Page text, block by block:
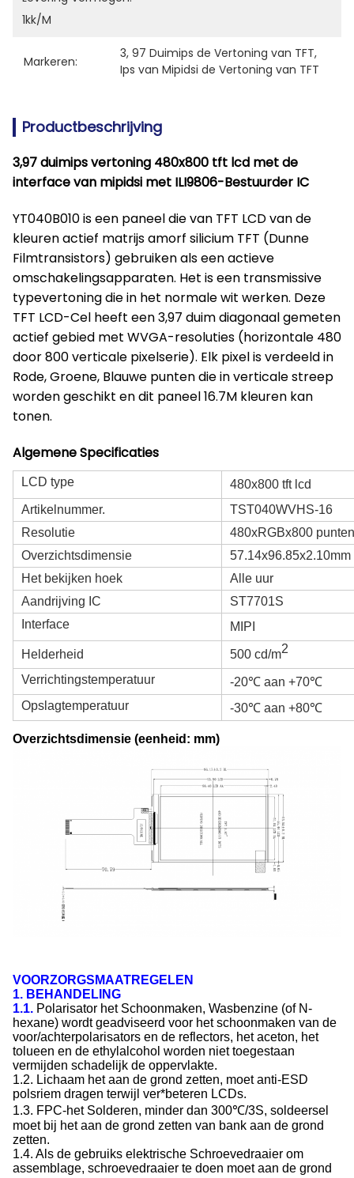
1kk/m
Markeren:
3, 97 Duimips de Vertoning van TFT,
Ips van Mipidsi de Vertoning van TFT
Productbeschrijving
3,97 duimips vertoning 480x800 tft lcd met de
interface van mipidsi met ILI9806-Bestuurder IC
YT040B010 is een paneel die van TFT LCD van de
kleuren actief matrijs amorf silicium TFT (Dunne
Filmtransistors) gebruiken als een actieve
omschakelingsapparaten. Het is een transmissive
typevertoning die in het normale wit werken. Deze
TFT LCD-Cel heeft een 3,97 duim diagonaal gemeten
actief gebied met WVGA-resoluties (horizontale 480
door 800 verticale pixelserie). Elk pixel is verdeeld in
Rode, Groene, Blauwe punten die in verticale streep
worden geschikt en dit paneel 16.7M kleuren kan
tonen.
Algemene Specificaties
LCD type
480x800 tft lcd
Artikelnummer.
TST040WVHS-16
Resolutie
480xRGBx800 punten
Overzichtsdimensie
57.14x96.85x2.10mm
Het bekijken hoek
Alle uur
Aandrijving IC
ST7701S
Interface
MIPI
Helderheid 500 cd/m2
Verrichtingstemperatuur
-20℃ aan +70℃
Opslagtemperatuur
-30℃ aan +80℃
Overzichtsdimensie (eenheid: mm)
VOORZORGSMAATREGELEN
1. BEHANDELING
1.1. Polarisator het Schoonmaken, Wasbenzine (of N-
hexane) wordt geadviseerd voor het schoonmaken van de
voor/achterpolarisators en de reflectors, het aceton, het
tolueen en de ethylalcohol worden niet toegestaan
vermijden schadelijk de oppervlakte.
1.2. Lichaam het aan de grond zetten, moet anti-ESD
polsriem dragen terwijl ver*beteren LCDs.
1.3. FPC-het Solderen, minder dan 300℃/3S, soldeersel
moet bij het aan de grond zetten van bank aan de grond
zetten.
1.4. Als de gebruiks elektrische Schroevedraaier om
assemblage, schroevedraaier te doen moet aan de grond